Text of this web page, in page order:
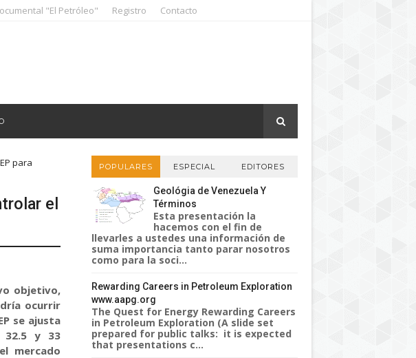
"El Petróleo" Registro Contacto
para
el
objetivo,
ocurrir
se ajusta
32.5 y 33
mercado
POPULARES ESPECIAL EDITORES
Geológia de Venezuela Y
Términos
Esta presentación la
hacemos con el fin de
llevarles a ustedes una información de
suma importancia tanto parar nosotros
como para la soci...
Rewarding Careers in Petroleum Exploration
www.aapg.org
The Quest for Energy Rewarding Careers
in Petroleum Exploration (A slide set
prepared for public talks: it is expected
that presentations c...